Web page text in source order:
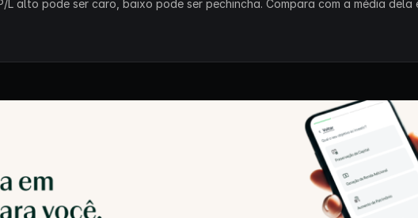
alto pode ser caro, baixo pode ser pechincha. Compara com a média dela